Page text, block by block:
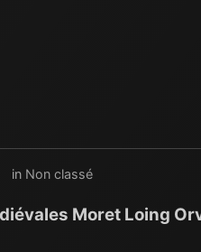
in Non classé
Moret Loing